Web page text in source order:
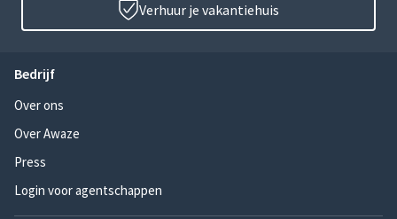
Verhuur je vakantiehuis
Bedrijf
Over ons
Over Awaze
Press
Login voor agentschappen